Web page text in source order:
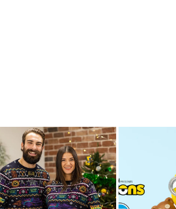
votre compte pour ajouter des
de souhaits et afficher vos